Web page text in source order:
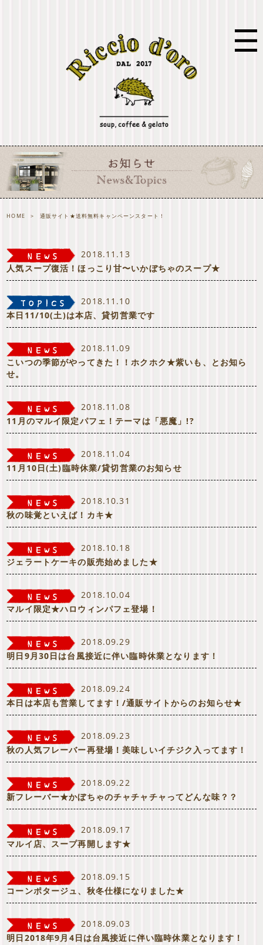
HOME > 通販サイト★送料無料キャンペーンスタート！
2018.11.13
人気スープ復活！ほっこり甘〜いかぼちゃのスープ★
2018.11.10
本日11/10(土)は本店、貸切営業です
2018.11.09
こいつの季節がやってきた！！ホクホク★紫いも、とお知ら
せ。
2018.11.08
11月のマルイ限定パフェ！テーマは「悪魔」!?
2018.11.04
11月10日(土)臨時休業/貸切営業のお知らせ
2018.10.31
秋の味覚といえば！カキ★
2018.10.18
ジェラートケーキの販売始めました★
2018.10.04
マルイ限定★ハロウィンパフェ登場！
2018.09.29
明日9月30日は台風接近に伴い臨時休業となります！
2018.09.24
本日は本店も営業してます！/通販サイトからのお知らせ★
2018.09.23
秋の人気フレーバー再登場！美味しいイチジク入ってます！
2018.09.22
新フレーバー★かぼちゃのチャチャチャってどんな味？？
2018.09.17
マルイ店、スープ再開します★
2018.09.15
コーンポタージュ、秋冬仕様になりました★
2018.09.03
明日2018年9月4日は台風接近に伴い臨時休業となります！